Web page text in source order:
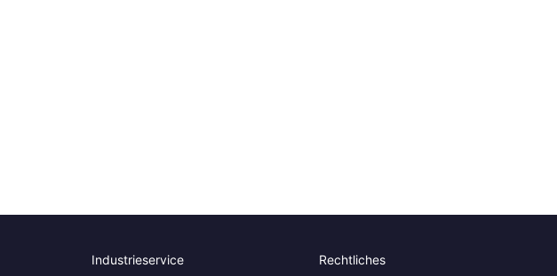
Industrieservice Rechtliches